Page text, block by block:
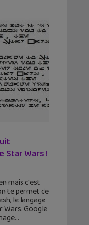
Star Wars !
mais c'est
te permet de
le langage
Wars. Google